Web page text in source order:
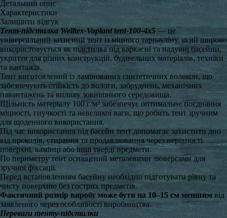
Детальний опис
Характеристики
Залишити відгук
Тент-підстилка Welltex-Vaplant tent-100-4x5 — це
універсальний захисний тент із міцного тарпауліну, який широко
використовується як підстилка під каркасні та надувні басейни,
укриття для різних конструкцій, будівельних матеріалів, техніки
та вантажів.
Тент виготовлений із ламінованих синтетичних волокон, що
забезпечують стійкість до вологи, забруднень, механічних
навантажень та впливу зовнішнього середовища.
Щільність матеріалу 100 г/м² забезпечує оптимальне поєднання
міцності, гнучкості та невеликої ваги, що робить тент зручним
для щоденного використання.
Під час використання під басейн тент допомагає захистити дно
від проколів, стирання та продавлювання через нерівності
поверхні, камінці або інші тверді предмети.
По периметру тент оснащений металевими люверсами для
зручної фіксації.
Перед встановленням басейну необхідно підготувати рівну та
чисту поверхню без гострих предметів.
Фактичний розмір виробу може бути на 10–15 см меншим від
заявленого через особливості виробництва.
Переваги тенту-підстилки